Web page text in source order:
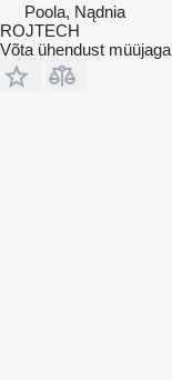
Poola, Nądnia
ROJTECH
Võta ühendust müüjaga